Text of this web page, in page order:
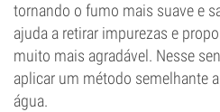
tornando o fumo mais suave e
ajuda a retirar impurezas e
muito mais agradável. Nesse
aplicar um método semelhante
água.